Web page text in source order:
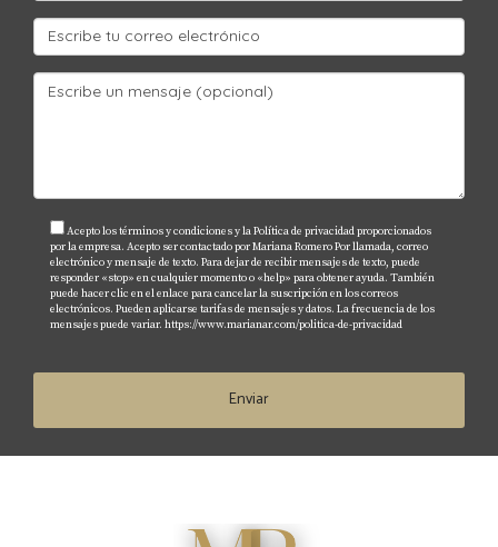
Diversifica tus inversiones y mantente informado
sobre cambios económicos y políticos.
¿Por qué es importante contar con un
información valiosa sobre el mercado local y
ayudarte a tomar decisiones informadas.
CONCLUSIÓN
ofrece oportunidades emocionantes pero también
conlleva riesgos significativos. Entender los factores
Romero para guiarte a través del proceso. No
Acepto los términos y condiciones y la Política de privacidad proporcionados
por la empresa. Acepto ser contactado por Mariana Romero Por llamada, correo
electrónico y mensaje de texto. Para dejar de recibir mensajes de texto, puede
responder «stop» en cualquier momento o «help» para obtener ayuda. También
puede hacer clic en el enlace para cancelar la suscripción en los correos
electrónicos. Pueden aplicarse tarifas de mensajes y datos. La frecuencia de los
mensajes puede variar. https://www.marianar.com/politica-de-privacidad
Enviar